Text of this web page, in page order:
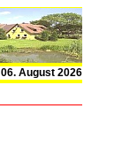
06. August 2026